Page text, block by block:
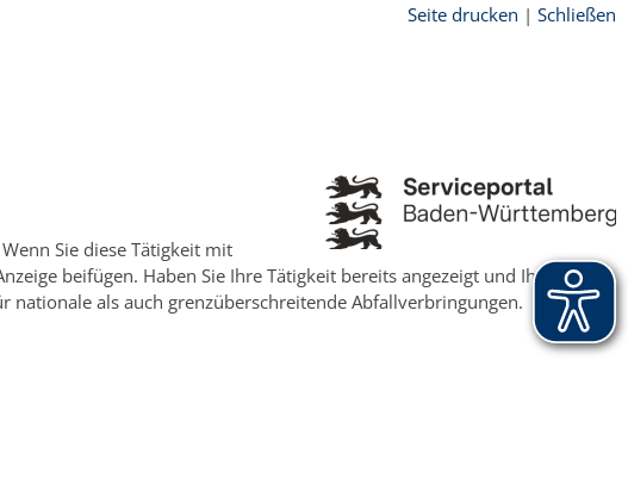
Seite drucken | Schließen
Sie diese Tätigkeit mit
beifügen. Haben Sie Ihre Tätigkeit bereits angezeigt und Ihre
nationale als auch grenzüberschreitende Abfallverbringungen.